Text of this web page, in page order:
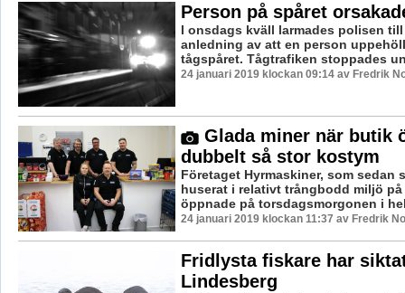
Person på spåret
I onsdags kväll larmades polisen till
anledning av att en person
tågspåret. Tågtrafiken stoppades
24 januari 2019 klockan 09:14 av Fredrik
Glada miner när butik
dubbelt så stor kostym
Företaget Hyrmaskiner, som sedan
huserat i relativt trångbodd miljö på
öppnade på torsdagsmorgonen i
24 januari 2019 klockan 11:37 av Fredrik
Fridlysta fiskare har
Lindesberg